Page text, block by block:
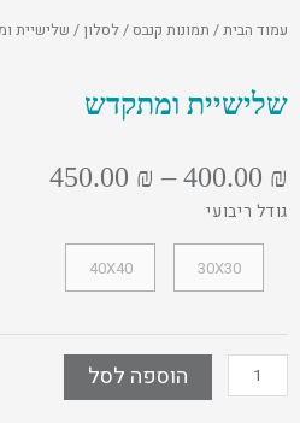
עמוד הבית/ תמונות קנבס/לסלון / שלישיית
שלישיית ומתקדש
400.00 ₪
–
450.00 ₪
טווח
גודל ריבועי
30X30
40X40
כמות
שלישיית
ומתקדש
הוספה לסל